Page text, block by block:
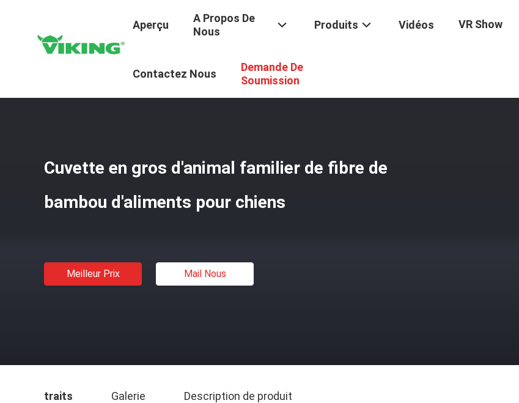
Aperçu
A Propos De
Nous
Produits Vidéos VR Show
Contactez Nous
Demande De
Soumission
Cuvette En Gros D'animal Familier De Fibre De Bambou D'aliments Pour Chiens
Cuvette en gros d'animal familier de fibre de
bambou d'aliments pour chiens
Meilleur Prix Mail Nous
traits Galerie Description de produit